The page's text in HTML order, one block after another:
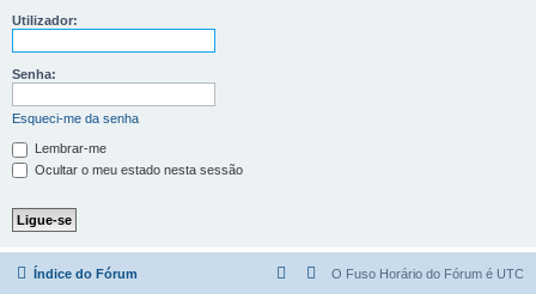
Utilizador:
Senha:
Esqueci-me da senha
Lembrar-me
Ocultar o meu estado nesta sessão
Índice do Fórum O Fuso Horário do Fórum é UTC